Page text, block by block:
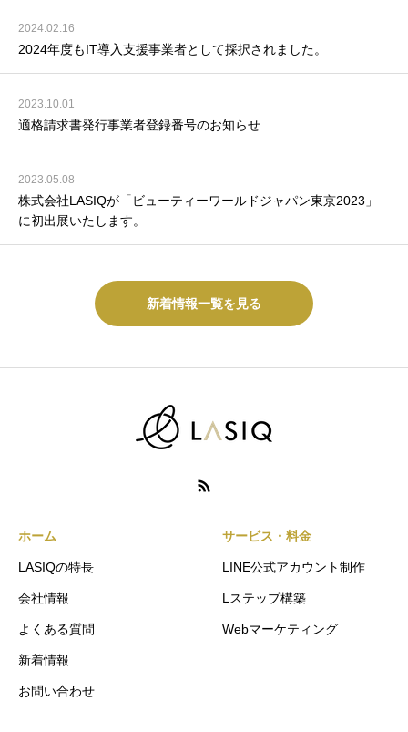
2024.02.16
2024年度もIT導入支援事業者として採択されました。
2023.10.01
適格請求書発行事業者登録番号のお知らせ
2023.05.08
株式会社LASIQが「ビューティーワールドジャパン東京2023」
に初出展いたします。
新着情報一覧を見る
ホーム
LASIQの特長
会社情報
よくある質問
新着情報
お問い合わせ
サービス・料金
LINE公式アカウント制作
Lステップ構築
Webマーケティング